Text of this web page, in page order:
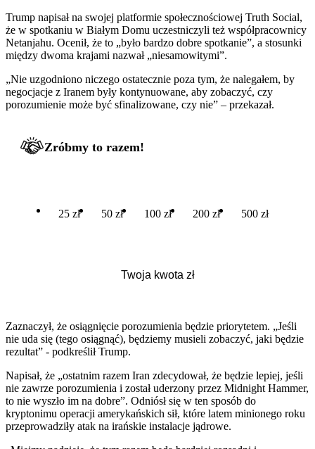
Trump napisał na swojej platformie społecznościowej Truth Social,
że w spotkaniu w Białym Domu uczestniczyli też współpracownicy
Netanjahu. Ocenił, że to „było bardzo dobre spotkanie”, a stosunki
między dwoma krajami nazwał „niesamowitymi”.
„Nie uzgodniono niczego ostatecznie poza tym, że nalegałem, by
negocjacje z Iranem były kontynuowane, aby zobaczyć, czy
porozumienie może być sfinalizowane, czy nie” – przekazał.
Zróbmy to razem!
25 zł 50 zł 100 zł 200 zł 500 zł
Zaznaczył, że osiągnięcie porozumienia będzie priorytetem. „Jeśli
nie uda się (tego osiągnąć), będziemy musieli zobaczyć, jaki będzie
rezultat” - podkreślił Trump.
Napisał, że „ostatnim razem Iran zdecydował, że będzie lepiej, jeśli
nie zawrze porozumienia i został uderzony przez Midnight Hammer,
to nie wyszło im na dobre”. Odniósł się w ten sposób do
kryptonimu operacji amerykańskich sił, które latem minionego roku
przeprowadziły atak na irańskie instalacje jądrowe.